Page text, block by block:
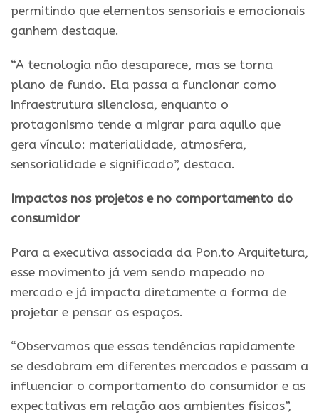
permitindo que elementos sensoriais e emocionais
ganhem destaque.
“A tecnologia não desaparece, mas se torna
plano de fundo. Ela passa a funcionar como
infraestrutura silenciosa, enquanto o
protagonismo tende a migrar para aquilo que
gera vínculo: materialidade, atmosfera,
sensorialidade e significado”, destaca.
Impactos nos projetos e no comportamento do
consumidor
Para a executiva associada da Pon.to Arquitetura,
esse movimento já vem sendo mapeado no
mercado e já impacta diretamente a forma de
projetar e pensar os espaços.
“Observamos que essas tendências rapidamente
se desdobram em diferentes mercados e passam a
influenciar o comportamento do consumidor e as
expectativas em relação aos ambientes físicos”,